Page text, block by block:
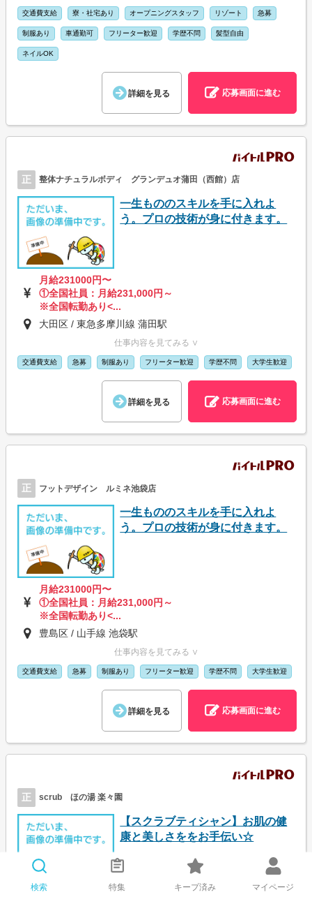
交通費支給 寮・社宅あり オープニングスタッフ リゾート 急募
制服あり 車通勤可 フリーター歓迎 学歴不問 髪型自由
ネイルOK
詳細を見る 応募画面に進む
正 整体ナチュラルボディ グランデュオ蒲田（西館）店
一生もののスキルを手に入れよ
う。プロの技術が身に付きます。
月給231000円〜
①全国社員：月給231,000円～
※全国転勤あり<...
大田区 / 東急多摩川線 蒲田駅
仕事内容を見てみる ∨
交通費支給 急募 制服あり フリーター歓迎 学歴不問 大学生歓迎
詳細を見る 応募画面に進む
正 フットデザイン ルミネ池袋店
一生もののスキルを手に入れよ
う。プロの技術が身に付きます。
月給231000円〜
①全国社員：月給231,000円～
※全国転勤あり<...
豊島区 / 山手線 池袋駅
仕事内容を見てみる ∨
交通費支給 急募 制服あり フリーター歓迎 学歴不問 大学生歓迎
詳細を見る 応募画面に進む
正 scrub ほの湯 楽々園
【スクラブティシャン】お肌の健
康と美しさををお手伝い☆
検索 特集 キープ済み マイページ